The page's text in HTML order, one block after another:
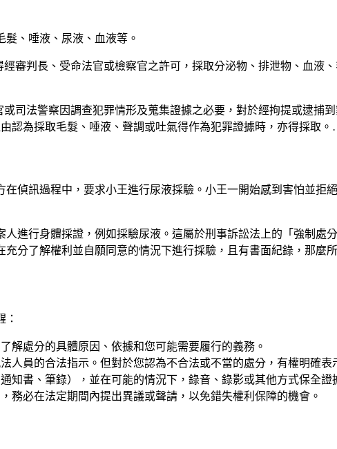
、唾液、尿液、血液等。
經審判長、受命法官或檢察官之許可，採取分泌物、排泄物、血液
或司法警察因調查犯罪情形及蒐集證據之必要，對於經拘提或逮捕
認為採取毛髮、唾液、聲調或吐氣得作為犯罪證據時，亦得採取。
偵訊過程中，要求小王進行尿液採驗。小王一開始感到害怕並拒
人進行身體採證，例如採驗尿液。這屬於刑事訴訟法上的「強制處
分了解權利並自願同意的情況下進行採驗，且有書面紀錄，那麼
：
解處分的具體原因、依據和您可能需要履行的義務。
人員的合法指示。但對於您認為不合法或不當的處分，有權明確
知書、筆錄），並在可能的情況下，錄音、錄影或其他方式保全證
務必在法定期間內提出異議或聲請，以免錯失權利保障的機會。